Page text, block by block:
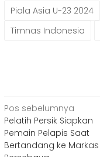
Piala Asia U-23 2024
Timnas Indonesia
Navigasi
pos
Pos sebelumnya
Pelatih Persik Siapkan
Pemain Pelapis Saat
Bertandang ke Markas